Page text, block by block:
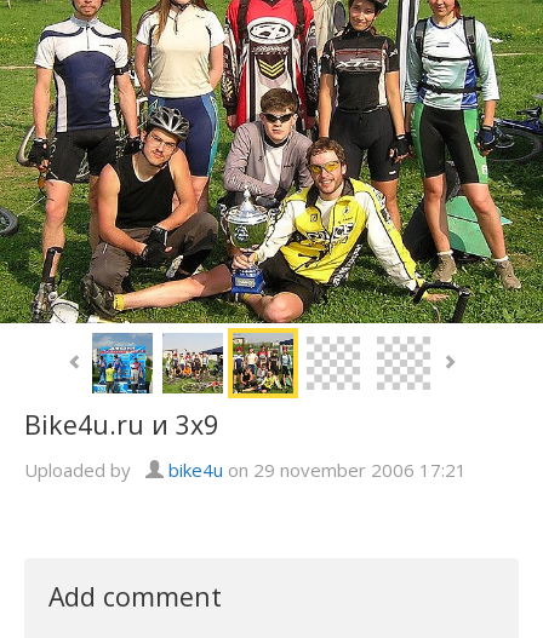
Bike4u.ru и 3х9
Uploaded by bike4u on 29 november 2006 17:21
Add comment